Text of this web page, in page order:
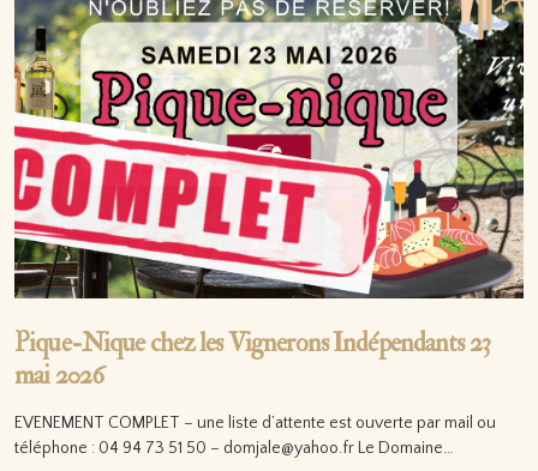
Pique-Nique chez les Vignerons Indépendants 23
mai 2026
EVENEMENT COMPLET – une liste d’attente est ouverte par mail ou
téléphone : 04 94 73 51 50 – domjale@yahoo.fr Le Domaine…